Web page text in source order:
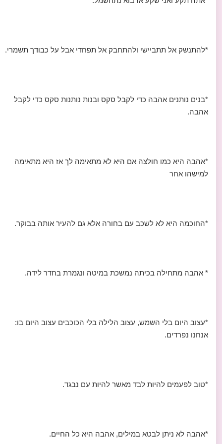
*להתנשק אל תתביישי ולהתחבק אל תפחדי אבל על כבודך תשמרי.
*בנים נותנים אהבה כדי לקבל סקס ובנות נותנות סקס כדי לקבל
אהבה.
*אהבה היא כמו חולצה אם היא לא מתאימה לך אז היא מתאימה
למישהו אחר
*החוכמה היא לא לשכב עם בחורה אלא גם להעיר אותה בבוקר.
* אהבה מתחילה בכיתה נמשכת במיטה ונגמרת בחדר לידה.
*עצוב היום בלי השמש, עצוב הלילה בלי הכוכבים עצוב היום בו:
אנחנו נפרדים.
*טוב לפעמים להיות לבד מאשר להיות עם נבגד.
*אהבה לא ניתן לבטא במילים, אהבה היא כל החיים.